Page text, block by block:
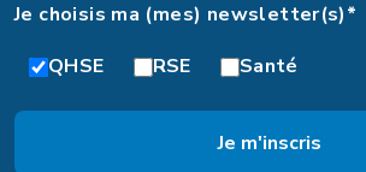
Je choisis ma (mes) newsletter(s)*
QHSE
RSE Santé